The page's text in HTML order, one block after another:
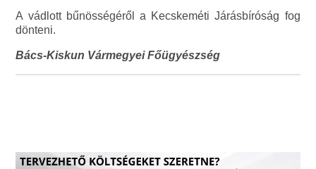
A vádlott bűnösségéről a Kecskeméti Járásbíróság fog
dönteni.
Bács-Kiskun Vármegyei Főügyészség